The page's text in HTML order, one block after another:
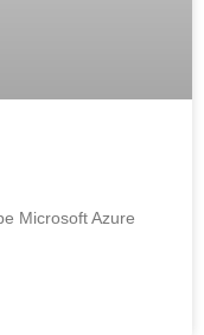
Microsoft Azure